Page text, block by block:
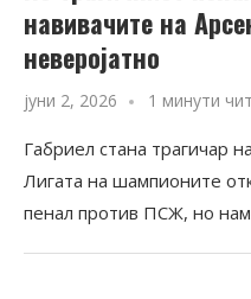
навивачите на
неверојатно
јуни 2, 2026 1 минути
Габриел стана трагичар
Лигата на шампионите
пенал против ПСЖ, но